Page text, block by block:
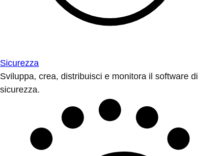
Sicurezza
Sviluppa, crea, distribuisci e monitora il software di
sicurezza.